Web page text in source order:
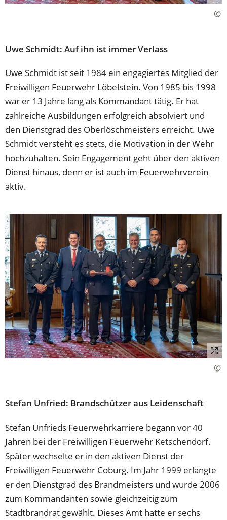
Uwe Schmidt: Auf ihn ist immer Verlass
Uwe Schmidt ist seit 1984 ein engagiertes Mitglied der
Freiwilligen Feuerwehr Löbelstein. Von 1985 bis 1998
war er 13 Jahre lang als Kommandant tätig. Er hat
zahlreiche Ausbildungen erfolgreich absolviert und
den Dienstgrad des Oberlöschmeisters erreicht. Uwe
Schmidt versteht es stets, die Motivation in der Wehr
hochzuhalten. Sein Engagement geht über den aktiven
Dienst hinaus, denn er ist auch im Feuerwehrverein
aktiv.
Stefan Unfried: Brandschützer aus Leidenschaft
Stefan Unfrieds Feuerwehrkarriere begann vor 40
Jahren bei der Freiwilligen Feuerwehr Ketschendorf.
Später wechselte er in den aktiven Dienst der
Freiwilligen Feuerwehr Coburg. Im Jahr 1999 erlangte
er den Dienstgrad des Brandmeisters und wurde 2006
zum Kommandanten sowie gleichzeitig zum
Stadtbrandrat gewählt. Dieses Amt hatte er sechs